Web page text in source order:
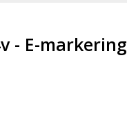
- E-markering